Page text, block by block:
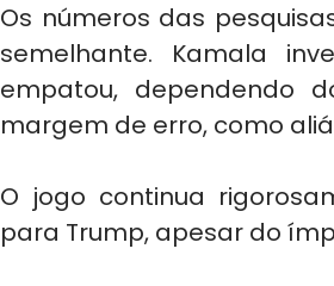
Os números das
semelhante. Kamala
empatou, dependendo
margem de erro, como
O jogo continua
para Trump, apesar do